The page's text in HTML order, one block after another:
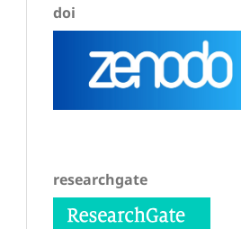
doi
researchgate